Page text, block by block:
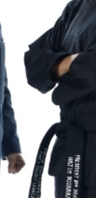
한중
윤아르